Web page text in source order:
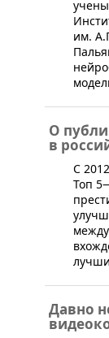
им.
О
в
​С
Топ
Давно